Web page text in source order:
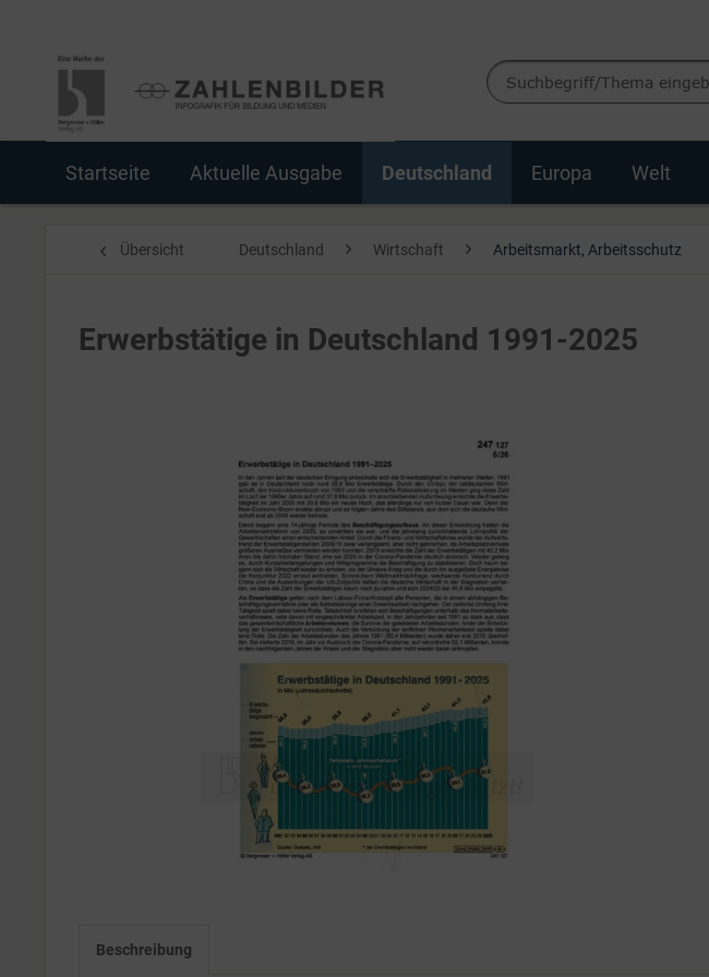
Startseite Aktuelle Ausgabe Deutschland Europa Welt
Übersicht Deutschland Wirtschaft Arbeitsmarkt, Arbeitsschutz
Erwerbstätige in Deutschland 1991-2025
Beschreibung